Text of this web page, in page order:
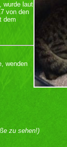
wurde laut
von den
dem
wenden
zu sehen!)